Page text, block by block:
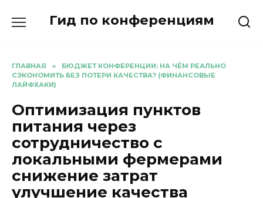
Гид по конференциям
ГЛАВНАЯ »
БЮДЖЕТ КОНФЕРЕНЦИИ: НА ЧЁМ РЕАЛЬНО
СЭКОНОМИТЬ БЕЗ ПОТЕРИ КАЧЕСТВА? (ФИНАНСОВЫЕ
ЛАЙФХАКИ)
Оптимизация пунктов
питания через
сотрудничество с
локальными фермерами
снижение затрат
улучшение качества